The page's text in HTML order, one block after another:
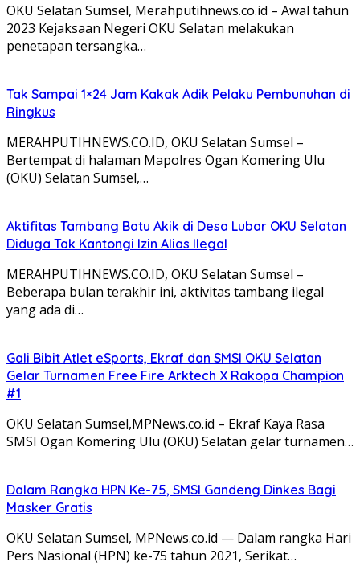
OKU Selatan Sumsel, Merahputihnews.co.id – Awal tahun
2023 Kejaksaan Negeri OKU Selatan melakukan
penetapan tersangka…
Tak Sampai 1×24 Jam Kakak Adik Pelaku Pembunuhan di
Ringkus
MERAHPUTIHNEWS.CO.ID, OKU Selatan Sumsel –
Bertempat di halaman Mapolres Ogan Komering Ulu
(OKU) Selatan Sumsel,…
Aktifitas Tambang Batu Akik di Desa Lubar OKU Selatan
Diduga Tak Kantongi Izin Alias Ilegal
MERAHPUTIHNEWS.CO.ID, OKU Selatan Sumsel –
Beberapa bulan terakhir ini, aktivitas tambang ilegal
yang ada di…
Gali Bibit Atlet eSports, Ekraf dan SMSI OKU Selatan
Gelar Turnamen Free Fire Arktech X Rakopa Champion
#1
OKU Selatan Sumsel,MPNews.co.id – Ekraf Kaya Rasa
SMSI Ogan Komering Ulu (OKU) Selatan gelar turnamen…
Dalam Rangka HPN Ke-75, SMSI Gandeng Dinkes Bagi
Masker Gratis
OKU Selatan Sumsel, MPNews.co.id — Dalam rangka Hari
Pers Nasional (HPN) ke-75 tahun 2021, Serikat…